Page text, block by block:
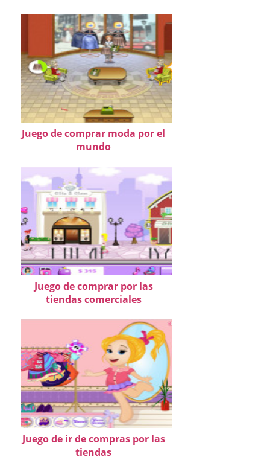
Juego de comprar moda por el
mundo
Juego de comprar por las
tiendas comerciales
Juego de ir de compras por las
tiendas